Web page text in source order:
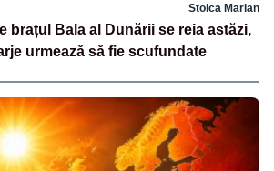
Stoica Marian
brațul Bala al Dunării se reia astăzi,
urmează să fie scufundate